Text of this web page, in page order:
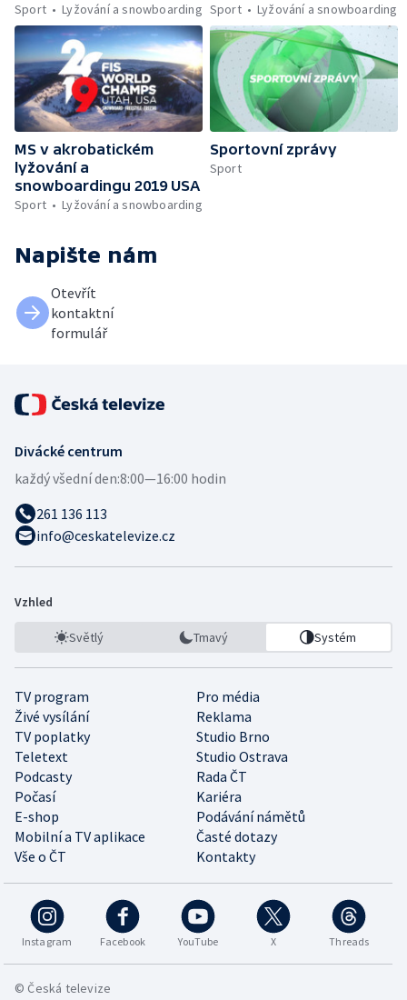
Sport
Lyžování a snowboarding Sport
Lyžování a snowboarding
MS v akrobatickém
lyžování a
snowboardingu 2019 USA
Sport
Lyžování a snowboarding
Sportovní zprávy
Sport
Napište nám
Otevřít
kontaktní
formulář
Divácké centrum
každý všední den:8:00—16:00 hodin
261 136 113
info@ceskatelevize.cz
Vzhled
Světlý Tmavý Systém
TV program
Pro média
Živé vysílání
Reklama
TV poplatky
Studio Brno
Teletext
Studio Ostrava
Podcasty
Rada ČT
Počasí
Kariéra
E-shop
Podávání námětů
Mobilní a TV aplikace
Časté dotazy
Vše o ČT
Kontakty
Instagram Facebook YouTube X Threads
© Česká televize